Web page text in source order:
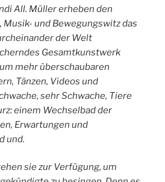
All. Müller erheben den
und Bewegungswitz das
der Welt
Gesamtkunstwerk
mehr überschaubaren
Tänzen, Videos und
sehr Schwache, Tiere
einem Wechselbad der
Erwartungen und
und.
sie zur Verfügung, um